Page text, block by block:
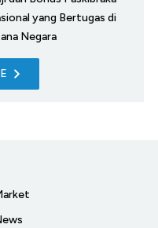
yang Bertugas di
Negara